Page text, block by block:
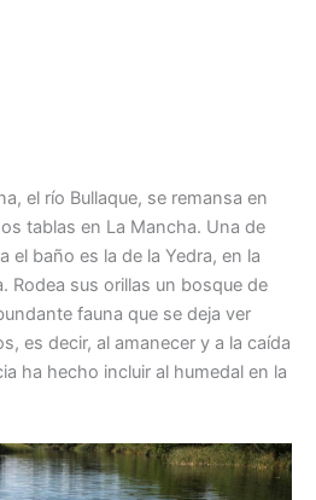
el río Bullaque, se remansa en
tablas en La Mancha. Una de
el baño es la de la Yedra, en la
Rodea sus orillas un bosque de
fauna que se deja ver
es decir, al amanecer y a la caída
ha hecho incluir al humedal en la